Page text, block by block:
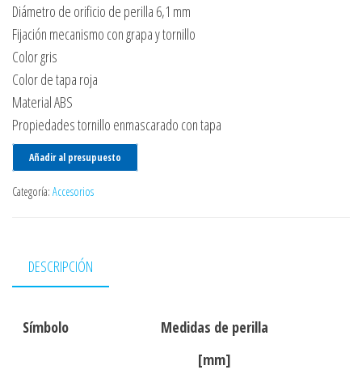
Diámetro de orificio de perilla 6,1 mm
Fijación mecanismo con grapa y tornillo
Color gris
Color de tapa roja
Material ABS
Propiedades tornillo enmascarado con tapa
Añadir al presupuesto
Categoría: Accesorios
DESCRIPCIÓN
Símbolo
Medidas de perilla
[mm]